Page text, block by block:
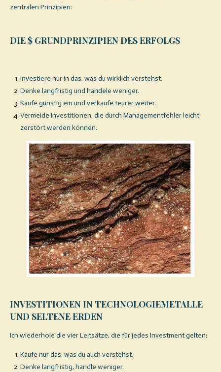
zentralen Prinzipien:
DIE $ GRUNDPRINZIPIEN DES ERFOLGS
Investiere nur in das, was du wirklich verstehst.
Denke langfristig und handele weniger.
Kaufe günstig ein und verkaufe teurer weiter.
Vermeide Investitionen, die durch Managementfehler leicht
zerstört werden können.
INVESTITIONEN IN TECHNOLOGIEMETALLE
UND SELTENE ERDEN
Ich wiederhole die vier Leitsätze, die für jedes Investment gelten:
Kaufe nur das, was du auch verstehst.
Denke langfristig, handle weniger.